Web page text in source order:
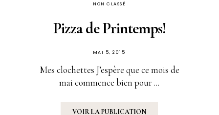
NON CLASSÉ
Pizza de Printemps!
PUBLIÉ
MAI 5, 2015
Mes clochettes J’espère que ce mois de
mai commence bien pour ...
VOIR LA PUBLICATION